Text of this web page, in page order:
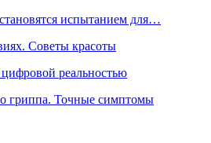
испытанием для…
Советы красоты
реальностью
гриппа. Точные симптомы